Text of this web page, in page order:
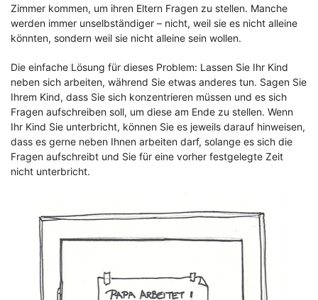
Zimmer kommen, um ihren Eltern Fragen zu stellen. Manche
werden immer unselbständiger – nicht, weil sie es nicht alleine
könnten, sondern weil sie nicht alleine sein wollen.
Die einfache Lösung für dieses Problem: Lassen Sie Ihr Kind
neben sich arbeiten, während Sie etwas anderes tun. Sagen Sie
Ihrem Kind, dass Sie sich konzentrieren müssen und es sich
Fragen aufschreiben soll, um diese am Ende zu stellen. Wenn
Ihr Kind Sie unterbricht, können Sie es jeweils darauf hinweisen,
dass es gerne neben Ihnen arbeiten darf, solange es sich die
Fragen aufschreibt und Sie für eine vorher festgelegte Zeit
nicht unterbricht.